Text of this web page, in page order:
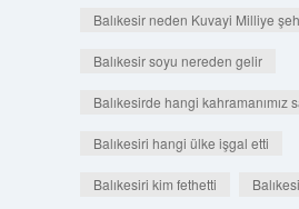
Balıkesir neden Kuvayi Milliye
Balıkesir soyu nereden gelir
Balıkesirde hangi kahramanımız
Balıkesiri hangi ülke işgal etti
Balıkesiri kim fethetti